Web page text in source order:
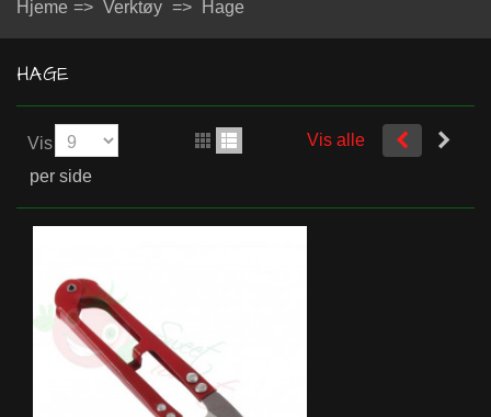
Hjeme => Verktøy => Hage
HAGE
Vis
per side
Vis alle